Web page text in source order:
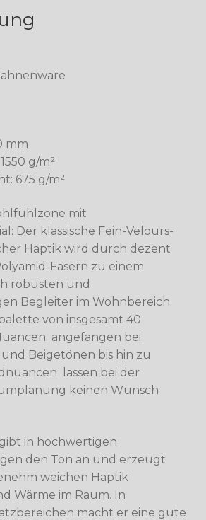
mm
g/m²
675 g/m²
mit
Der klassische Fein-Velours-
Haptik wird durch dezent
Fasern zu einem
robusten und
Begleiter im Wohnbereich.
von insgesamt 40
 angefangen bei
Beigetönen bis hin zu
 lassen bei der
keinen Wunsch
gibt in hochwertigen
den Ton an und erzeugt
weichen Haptik
Wärme im Raum. In
macht er eine gute